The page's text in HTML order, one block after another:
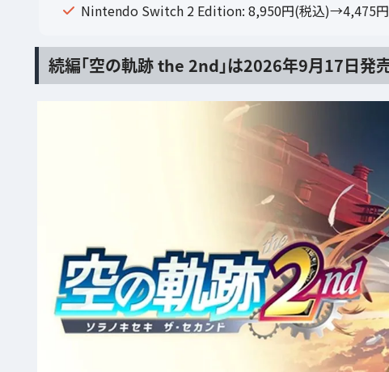
Nintendo Switch 2 Edition: 8,950円(税込)→4,475
続編「空の軌跡 the 2nd」は2026年9月17日発